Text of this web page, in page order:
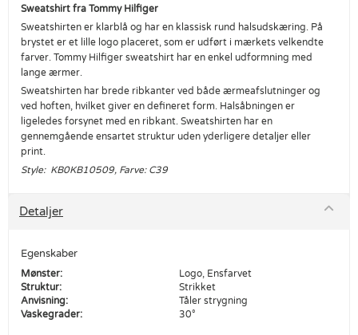
Sweatshirt fra Tommy Hilfiger
Sweatshirten er klarblå og har en klassisk rund halsudskæring. På
brystet er et lille logo placeret, som er udført i mærkets velkendte
farver. Tommy Hilfiger sweatshirt har en enkel udformning med
lange ærmer.
Sweatshirten har brede ribkanter ved både ærmeafslutninger og
ved hoften, hvilket giver en defineret form. Halsåbningen er
ligeledes forsynet med en ribkant. Sweatshirten har en
gennemgående ensartet struktur uden yderligere detaljer eller
print.
Style: KB0KB10509, Farve: C39
Detaljer
Egenskaber
Mønster:
Logo, Ensfarvet
Struktur:
Strikket
Anvisning:
Tåler strygning
Vaskegrader:
30°